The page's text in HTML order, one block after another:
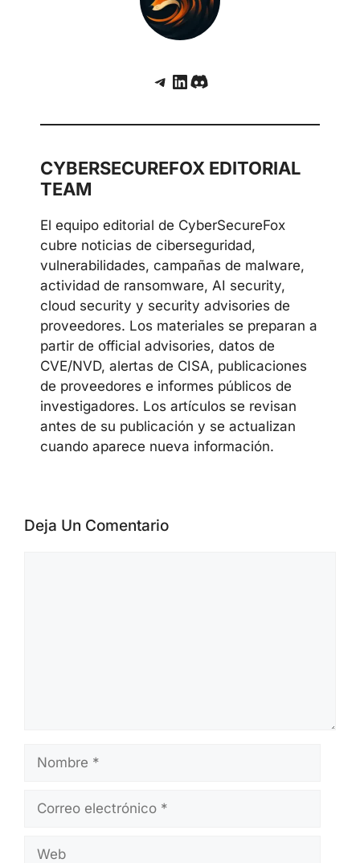
Telegram
LinkedIn
Discord
CYBERSECUREFOX EDITORIAL
TEAM
El equipo editorial de CyberSecureFox
cubre noticias de ciberseguridad,
vulnerabilidades, campañas de malware,
actividad de ransomware, AI security,
cloud security y security advisories de
proveedores. Los materiales se preparan a
partir de official advisories, datos de
CVE/NVD, alertas de CISA, publicaciones
de proveedores e informes públicos de
investigadores. Los artículos se revisan
antes de su publicación y se actualizan
cuando aparece nueva información.
Deja Un Comentario
Nombre
Correo
Web